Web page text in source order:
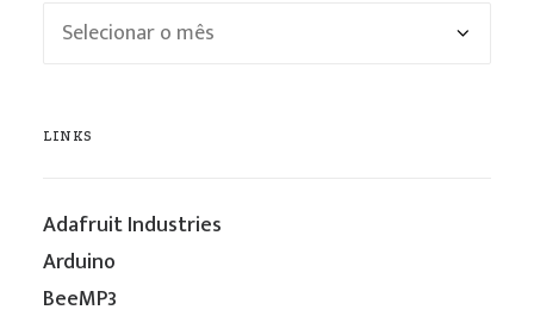
Old
LINKS
Adafruit Industries
Arduino
BeeMP3